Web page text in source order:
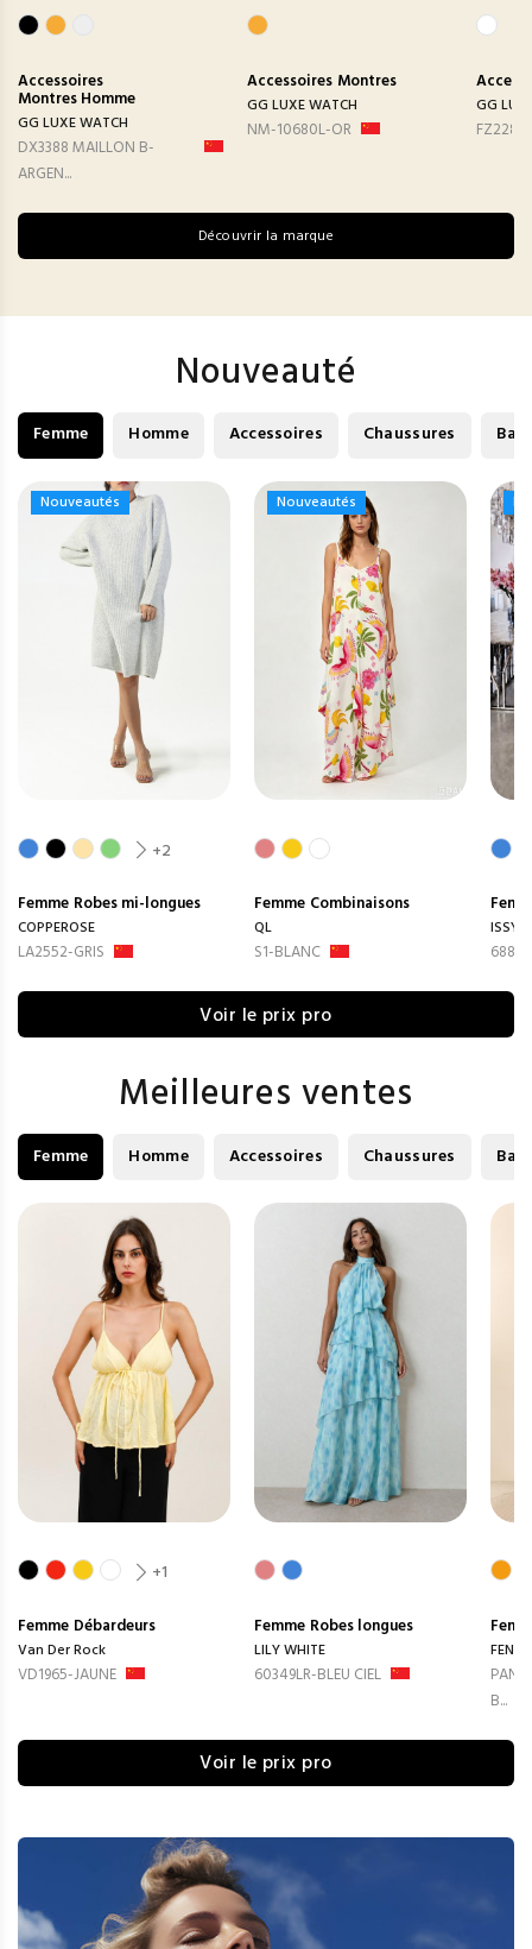
Accessoires
Montres Homme
GG LUXE WATCH
DX3388 MAILLON B-
ARGEN...
Accessoires Montres
GG LUXE WATCH
NM-10680L-OR
GG
FZ2282
Découvrir la marque
Nouveauté
Femme Homme Accessoires Chaussures
Nouveautés
Nouveautés
+2
Femme Robes mi-longues
COPPEROSE
LA2552-GRIS
Nouveautés
Nouveautés
Femme Combinaisons
QL
S1-BLANC
Voir le prix pro
Meilleures ventes
Femme Homme Accessoires Chaussures
+1
Femme Débardeurs
Van Der Rock
VD1965-JAUNE
Femme Robes longues
LILY WHITE
60349LR-BLEU CIEL
B...
Voir le prix pro